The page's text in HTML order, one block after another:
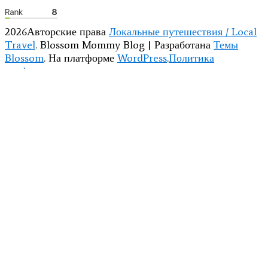
2026Авторские права Локальные путешествия / Local
Travel. Blossom Mommy Blog | Разработана Темы
Blossom. На платформе WordPress.Политика
конфиденциальности